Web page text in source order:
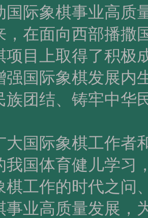
国际象棋事业高质
，在面向西部播撒
项目上取得了积极
强国际象棋发展内
族团结、铸牢中华
际象棋工作者
我国体育健儿学习
棋工作的时代之问
事业高质量发展，